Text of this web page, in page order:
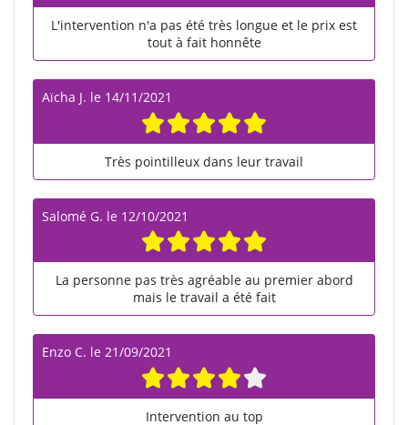
L'intervention n'a pas été très longue et le prix est
tout à fait honnête
Aïcha J. le 14/11/2021
Très pointilleux dans leur travail
Salomé G. le 12/10/2021
La personne pas très agréable au premier abord
mais le travail a été fait
Enzo C. le 21/09/2021
Intervention au top